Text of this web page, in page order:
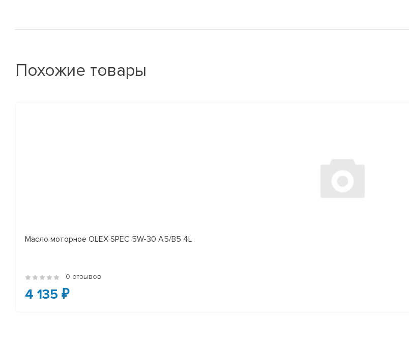
Похожие товары
Масло моторное OLEX SPEC 5W-30 A5/B5 4L
0 отзывов
4 135 ₽